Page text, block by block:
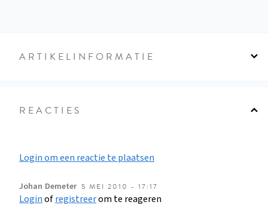
ARTIKELINFORMATIE
REACTIES
Login om een reactie te plaatsen
Johan Demeter 5 MEI 2010 - 17:17
Loginofregistreerom te reageren